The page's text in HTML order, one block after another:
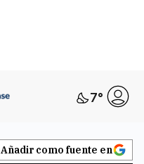
7°
Añadir como fuente en